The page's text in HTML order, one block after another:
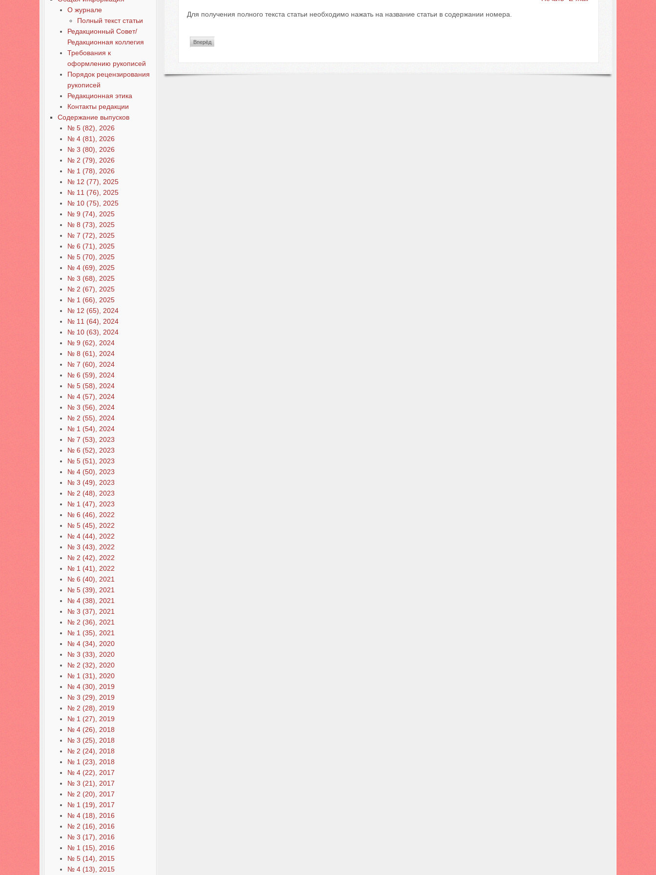
О журнале
Полный текст статьи
Редакционный Совет/
Редакционная коллегия
Требования к
оформлению рукописей
Порядок рецензирования
рукописей
Редакционная этика
Контакты редакции
Содержание выпусков
№ 5 (82), 2026
№ 4 (81), 2026
№ 3 (80), 2026
№ 2 (79), 2026
№ 1 (78), 2026
№ 12 (77), 2025
№ 11 (76), 2025
№ 10 (75), 2025
№ 9 (74), 2025
№ 8 (73), 2025
№ 7 (72), 2025
№ 6 (71), 2025
№ 5 (70), 2025
№ 4 (69), 2025
№ 3 (68), 2025
№ 2 (67), 2025
№ 1 (66), 2025
№ 12 (65), 2024
№ 11 (64), 2024
№ 10 (63), 2024
№ 9 (62), 2024
№ 8 (61), 2024
№ 7 (60), 2024
№ 6 (59), 2024
№ 5 (58), 2024
№ 4 (57), 2024
№ 3 (56), 2024
№ 2 (55), 2024
№ 1 (54), 2024
№ 7 (53), 2023
№ 6 (52), 2023
№ 5 (51), 2023
№ 4 (50), 2023
№ 3 (49), 2023
№ 2 (48), 2023
№ 1 (47), 2023
№ 6 (46), 2022
№ 5 (45), 2022
№ 4 (44), 2022
№ 3 (43), 2022
№ 2 (42), 2022
№ 1 (41), 2022
№ 6 (40), 2021
№ 5 (39), 2021
№ 4 (38), 2021
№ 3 (37), 2021
№ 2 (36), 2021
№ 1 (35), 2021
№ 4 (34), 2020
№ 3 (33), 2020
№ 2 (32), 2020
№ 1 (31), 2020
№ 4 (30), 2019
№ 3 (29), 2019
№ 2 (28), 2019
№ 1 (27), 2019
№ 4 (26), 2018
№ 3 (25), 2018
№ 2 (24), 2018
№ 1 (23), 2018
№ 4 (22), 2017
№ 3 (21), 2017
№ 2 (20), 2017
№ 1 (19), 2017
№ 4 (18), 2016
№ 2 (16), 2016
№ 3 (17), 2016
№ 1 (15), 2016
№ 5 (14), 2015
№ 4 (13), 2015
Для получения полного текста статьи необходимо нажать на название статьи в содержании номера.
Вперёд